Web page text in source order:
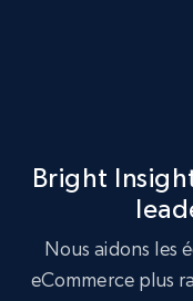
Bright
Nous aidons les
eCommerce plus